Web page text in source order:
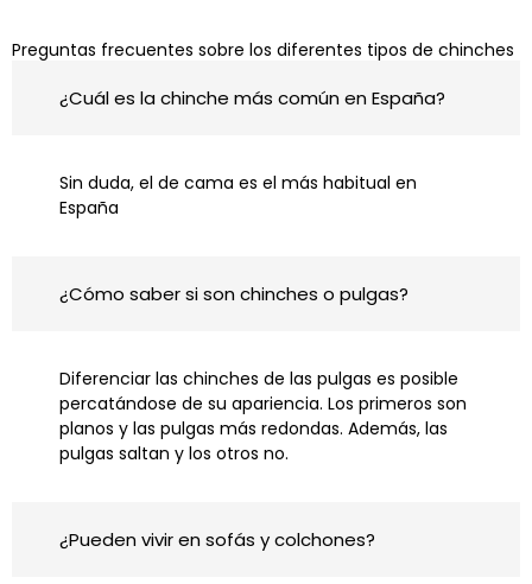
Preguntas frecuentes sobre los diferentes tipos de chinches
¿Cuál es la chinche más común en España?
Sin duda, el de cama es el más habitual en
España
¿Cómo saber si son chinches o pulgas?
Diferenciar las chinches de las pulgas es posible
percatándose de su apariencia. Los primeros son
planos y las pulgas más redondas. Además, las
pulgas saltan y los otros no.
¿Pueden vivir en sofás y colchones?